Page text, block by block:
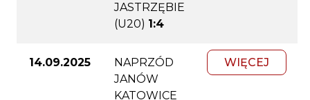
JASTRZĘBIE
(U20) 1:4
14.09.2025
NAPRZÓD
JANÓW
KATOWICE
WIĘCEJ